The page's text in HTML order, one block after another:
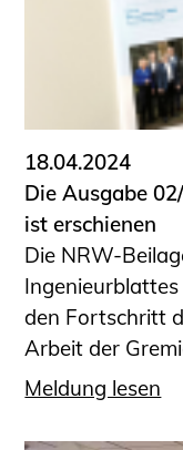
18.04.2024
Die Ausgabe
ist erschienen
Die NRW-
den Fortschritt
Arbeit der
Meldung lesen